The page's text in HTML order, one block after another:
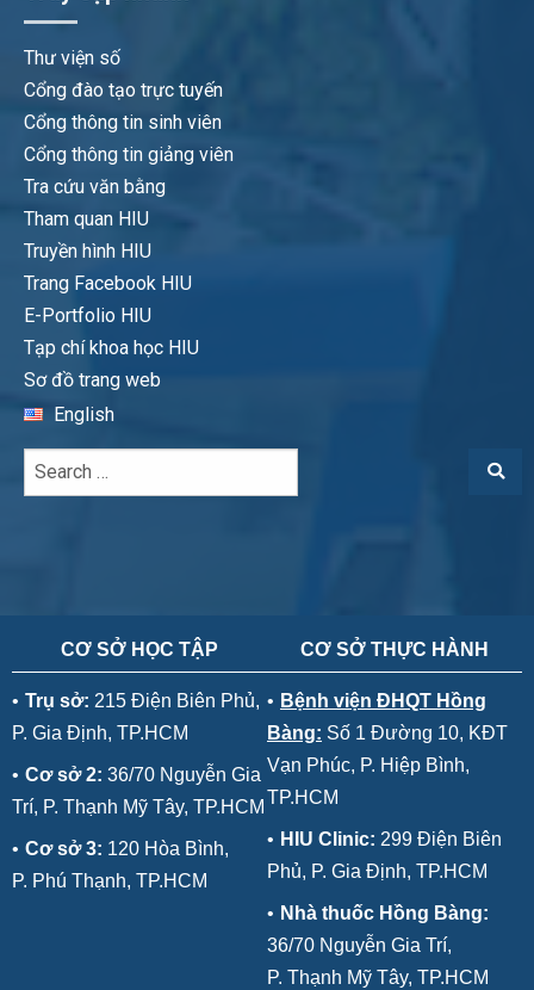
Thư viện số
Cổng đào tạo trực tuyến
Cổng thông tin sinh viên
Cổng thông tin giảng viên
Tra cứu văn bằng
Tham quan HIU
Truyền hình HIU
Trang Facebook HIU
E-Portfolio HIU
Tạp chí khoa học HIU
Sơ đồ trang web
English
CƠ SỞ HỌC TẬP
• Trụ sở: 215 Điện Biên Phủ,
P. Gia Định, TP.HCM
• Cơ sở 2: 36/70 Nguyễn Gia
Trí, P. Thạnh Mỹ Tây, TP.HCM
• Cơ sở 3: 120 Hòa Bình,
P. Phú Thạnh, TP.HCM
CƠ SỞ THỰC HÀNH
• Bệnh viện ĐHQT Hồng
Bàng: Số 1 Đường 10, KĐT
Vạn Phúc, P. Hiệp Bình,
TP.HCM
• HIU Clinic: 299 Điện Biên
Phủ, P. Gia Định, TP.HCM
• Nhà thuốc Hồng Bàng:
36/70 Nguyễn Gia Trí,
P. Thạnh Mỹ Tây, TP.HCM